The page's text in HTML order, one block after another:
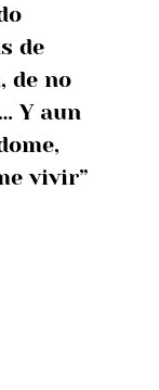
de
de no
Y aun
vivir”